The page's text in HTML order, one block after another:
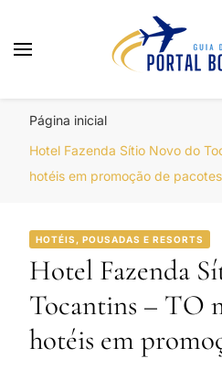
Página inicial
Hotel Fazenda Sítio Novo do
hotéis em promoção de pacotes
HOTÉIS, POUSADAS E RESORTS
Hotel Fazenda
Tocantins – TO
hotéis em